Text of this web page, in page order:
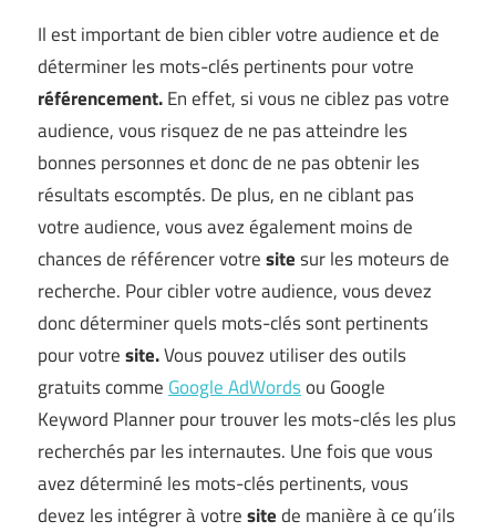
Il est important de bien cibler votre audience et de
déterminer les mots-clés pertinents pour votre
référencement.En effet, si vous ne ciblez pas votre
audience, vous risquez de ne pas atteindre les
bonnes personnes et donc de ne pas obtenir les
résultats escomptés. De plus, en ne ciblant pas
votre audience, vous avez également moins de
chances de référencer votresitesur les moteurs de
recherche. Pour cibler votre audience, vous devez
donc déterminer quels mots-clés sont pertinents
pour votresite.Vous pouvez utiliser des outils
gratuits comme Google AdWordsou Google
Keyword Planner pour trouver les mots-clés les plus
recherchés par les internautes. Une fois que vous
avez déterminé les mots-clés pertinents, vous
devez les intégrer à votresitede manière à ce qu’ils